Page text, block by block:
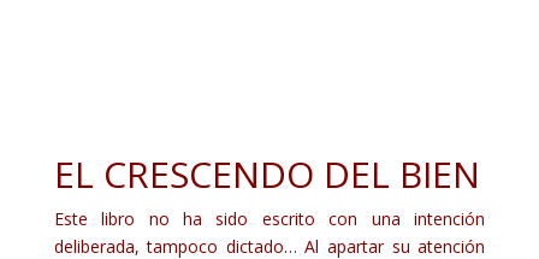
EL CRESCENDO DEL BIEN
Este libro no ha sido escrito con una intención
deliberada, tampoco dictado… Al apartar su atención